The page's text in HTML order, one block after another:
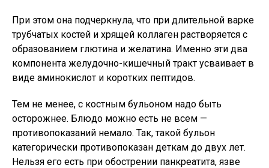
При этом она подчеркнула, что при длительной варке
трубчатых костей и хрящей коллаген растворяется с
образованием глютина и желатина. Именно эти два
компонента желудочно-кишечный тракт усваивает в
виде аминокислот и коротких пептидов.
Тем не менее, с костным бульоном надо быть
осторожнее. Блюдо можно есть не всем —
противопоказаний немало. Так, такой бульон
категорически противопоказан деткам до двух лет.
Нельзя его есть при обострении панкреатита, язве